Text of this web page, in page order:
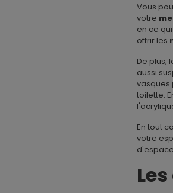
Vous
votre
en ce
offrir les
De plus,
aussi
vasques
toilette.
En tout
votre